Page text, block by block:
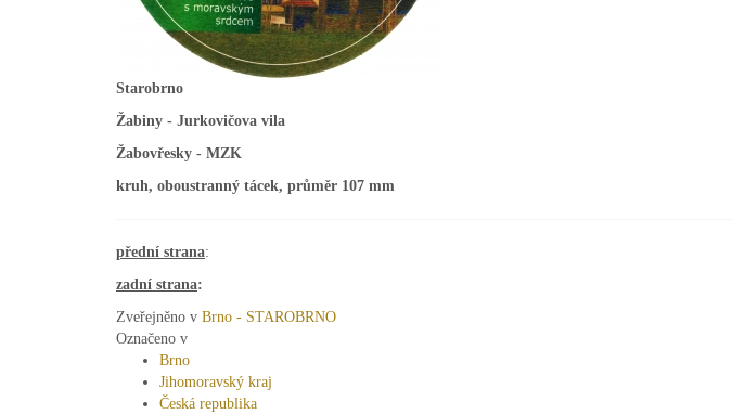
Starobrno
Žabiny - Jurkovičova vila
Žabovřesky - MZK
kruh, oboustranný tácek, průměr 107 mm
přední strana:
zadní strana:
Zveřejněno v Brno - STAROBRNO
Označeno v
Brno
Jihomoravský kraj
Česká republika